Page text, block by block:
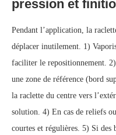
pression et
Pendant l’application, la
déplacer inutilement. 1)
faciliter le repositionnement.
une zone de référence (bord
la raclette du centre vers
solution. 4) En cas de reliefs
courtes et régulières. 5) Si